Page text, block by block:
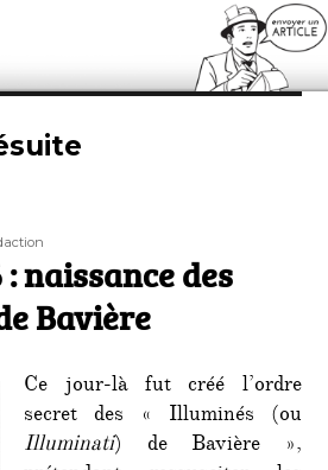
: naissance des
Bavière
Ce jour-là fut créé l’ordre
secret des « Illuminés (ou
Illuminati) de Bavière »,